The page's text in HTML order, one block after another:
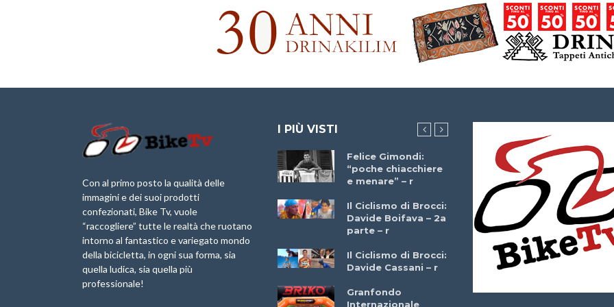
Con al primo posto la qualità delle
immagini e dei suoi prodotti
confezionati, Bike Tv, vuole
“raccogliere” tutte le realtà che ruotano
intorno al fantastico e variegato mondo
della bicicletta, in ogni sua forma, sia
quella ludica, sia quella più
professionale!
I PIÙ VISTI
Briko Torino – 11
Maggio 2025 – r
Minerva Edizioni e
Giancarlo Brocci
Marathon 2025”
IX Ed. “Tra
Borghi&Castelli” –
Anteprima
1a Edizione
Granfondo
Felice Gimondi:
“poche chiacchiere
e menare” – r
Il Ciclismo di Brocci:
Davide Boifava – 2a
parte – r
Il Ciclismo di Brocci:
Davide Cassani – r
Granfondo
Internazionale
Brocci Incontra
Giuseppe Martinelli
– r
Che cos’è il
triathlon? Con
Simone Diamantini
– r
Marzo 2025 –